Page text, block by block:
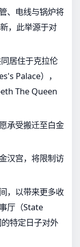
、电线与锅炉将
，此举源于对
居住于克拉伦
Palace），
The Queen
承受搬迁至白金
汉宫，将限制访
，以带来更多收
厅（State
特定日子对外